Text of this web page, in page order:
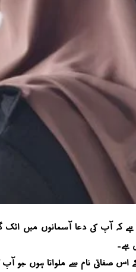
کہ آپ کی دعا آسمانوں میں اٹک
ہے۔
صفاتی نام سے ملواتا ہوں جو آپ